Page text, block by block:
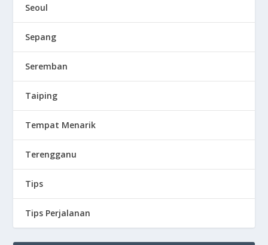
Seoul
Sepang
Seremban
Taiping
Tempat Menarik
Terengganu
Tips
Tips Perjalanan